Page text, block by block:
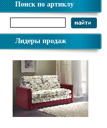
Поиск по артиклу
Лидеры продаж